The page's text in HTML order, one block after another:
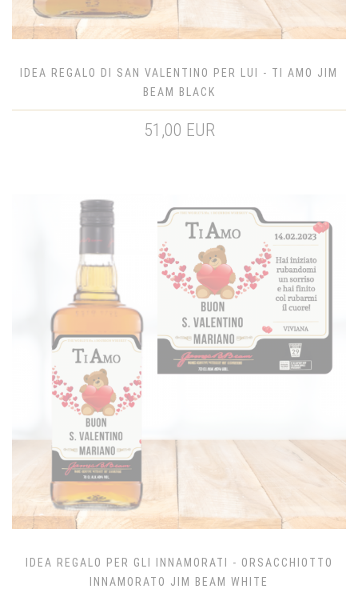
IDEA REGALO DI SAN VALENTINO PER LUI - TI AMO JIM
BEAM BLACK
51,00 EUR
IDEA REGALO PER GLI INNAMORATI - ORSACCHIOTTO
INNAMORATO JIM BEAM WHITE